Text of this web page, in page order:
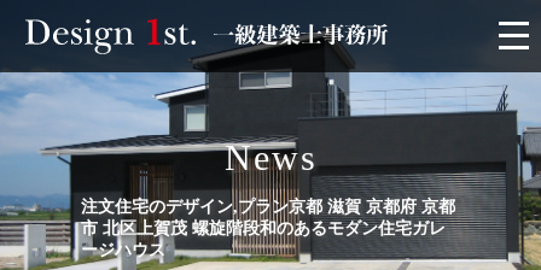
モニター
施工実績・施工事例
リフォーム
News
注文住宅のデザイン,プラン京都 滋賀 京都府 京都
市 北区上賀茂 螺旋階段和のあるモダン住宅ガレ
ージハウス